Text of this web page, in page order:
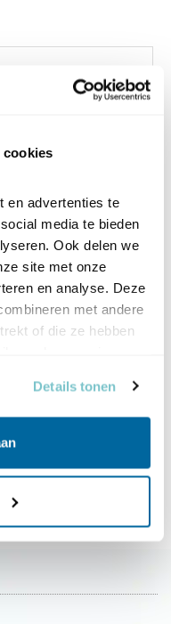
cookies
en advertenties te
media te bieden
Ook delen we
site met onze
en analyse. Deze
met andere
of die ze hebben
Details tonen
en acties van
met je